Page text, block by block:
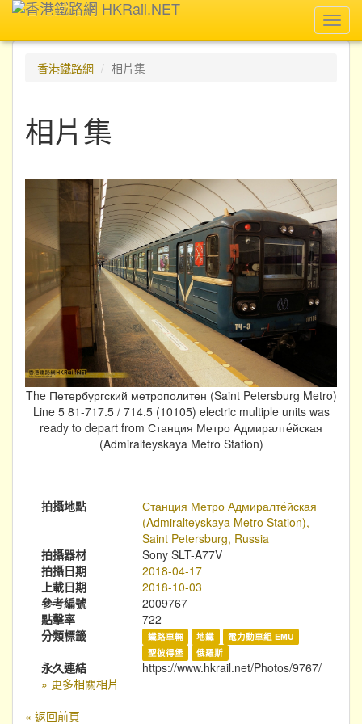
香港鐵路網
相片集
相片集
The Петербургский метрополитен (Saint Petersburg Metro)
Line 5 81-717.5 / 714.5 (10105) electric multiple units was
ready to depart from Станция Метро Адмиралте́йская
(Admiralteyskaya Metro Station)
拍攝地點
Станция Метро Адмиралте́йская
(Admiralteyskaya Metro Station),
Saint Petersburg, Russia
拍攝器材
Sony SLT-A77V
拍攝日期
2018-04-17
上載日期
2018-10-03
參考編號
2009767
點擊率
722
分類標籤
鐵路車輛 地鐵
電力動車組 EMU
聖彼得堡
俄羅斯
永久連結
https://www.hkrail.net/Photos/9767/
» 更多相關相片
« 返回前頁